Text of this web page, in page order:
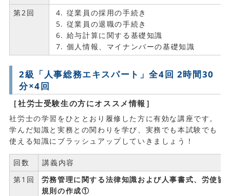
第2回
従業員の採用の手続き
従業員の退職の手続き
給与計算に関する基礎知識
個人情報、マイナンバーの基礎知識
2級「人事総務エキスパート」全4回 2時間30
分×4回
［社労士受験生の方にオススメ情報］
社労士の学習をひととおり履修した方に有効な講座です。
学んだ知識と実務との関わりを学び、実務でも本試験でも
使える知識にブラッシュアップしていきましょう！
回数
講義内容
第1回
労務管理に関する法律知識および人事書式、労使協
規則の作成①